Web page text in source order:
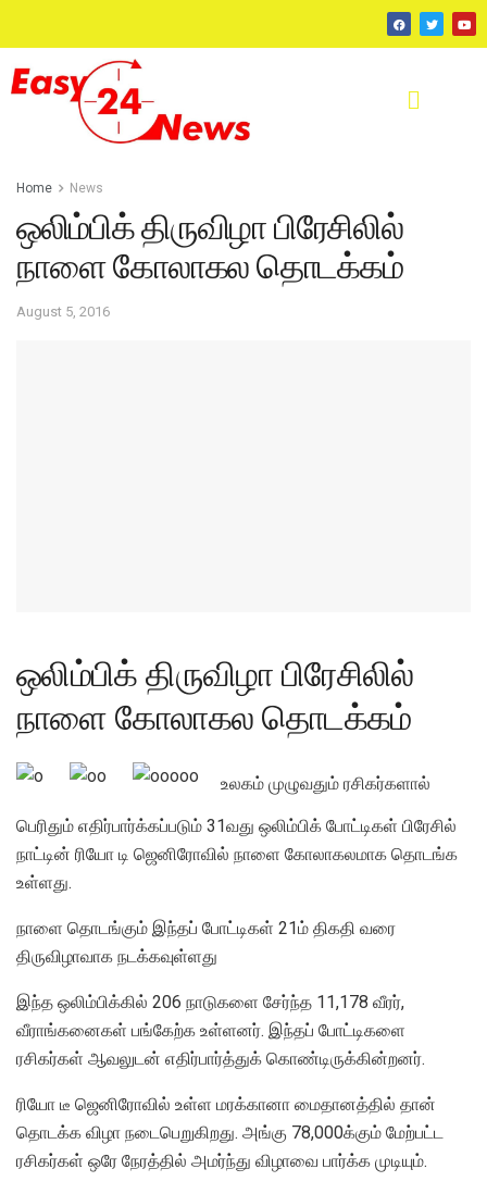
Home News
ஒலிம்பிக் திருவிழா பிரேசிலில்
நாளை கோலாகல தொடக்கம்
August 5, 2016
ஒலிம்பிக் திருவிழா பிரேசிலில்
நாளை கோலாகல தொடக்கம்
உலகம் முழுவதும் ரசிகர்களால்
பெரிதும் எதிர்பார்க்கப்படும் 31வது ஒலிம்பிக் போட்டிகள் பிரேசில்
நாட்டின் ரியோ டி ஜெனிரோவில் நாளை கோலாகலமாக தொடங்க
உள்ளது.
நாளை தொடங்கும் இந்தப் போட்டிகள் 21ம் திகதி வரை
திருவிழாவாக நடக்கவுள்ளது
இந்த ஒலிம்பிக்கில் 206 நாடுகளை சேர்ந்த 11,178 வீரர்,
வீராங்கனைகள் பங்கேற்க உள்ளனர். இந்தப் போட்டிகளை
ரசிகர்கள் ஆவலுடன் எதிர்பார்த்துக் கொண்டிருக்கின்றனர்.
ரியோ டீ ஜெனிரோவில் உள்ள மரக்கானா மைதானத்தில் தான்
தொடக்க விழா நடைபெறுகிறது. அங்கு 78,000க்கும் மேற்பட்ட
ரசிகர்கள் ஒரே நேரத்தில் அமர்ந்து விழாவை பார்க்க முடியும்.